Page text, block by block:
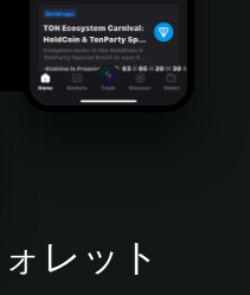
レット